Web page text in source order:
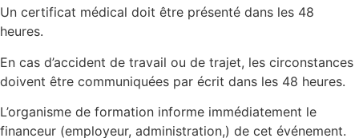
Un certificat médical doit être présenté dans les 48
heures.
En cas d’accident de travail ou de trajet, les circonstances
doivent être communiquées par écrit dans les 48 heures.
L’organisme de formation informe immédiatement le
financeur (employeur, administration,) de cet événement.